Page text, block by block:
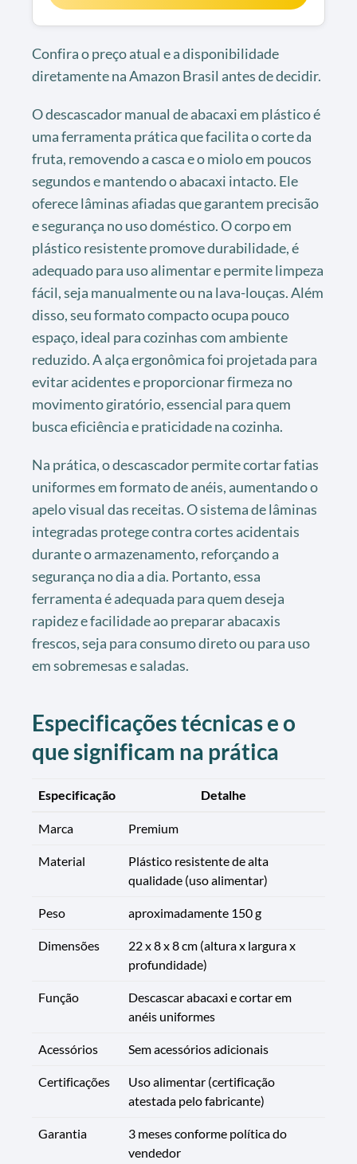
Confira o preço atual e a disponibilidade
diretamente na Amazon Brasil antes de decidir.
O descascador manual de abacaxi em plástico é
uma ferramenta prática que facilita o corte da
fruta, removendo a casca e o miolo em poucos
segundos e mantendo o abacaxi intacto. Ele
oferece lâminas afiadas que garantem precisão
e segurança no uso doméstico. O corpo em
plástico resistente promove durabilidade, é
adequado para uso alimentar e permite limpeza
fácil, seja manualmente ou na lava-louças. Além
disso, seu formato compacto ocupa pouco
espaço, ideal para cozinhas com ambiente
reduzido. A alça ergonômica foi projetada para
evitar acidentes e proporcionar firmeza no
movimento giratório, essencial para quem
busca eficiência e praticidade na cozinha.
Na prática, o descascador permite cortar fatias
uniformes em formato de anéis, aumentando o
apelo visual das receitas. O sistema de lâminas
integradas protege contra cortes acidentais
durante o armazenamento, reforçando a
segurança no dia a dia. Portanto, essa
ferramenta é adequada para quem deseja
rapidez e facilidade ao preparar abacaxis
frescos, seja para consumo direto ou para uso
em sobremesas e saladas.
Especificações técnicas e o
que significam na prática
Especificação Detalhe
Marca Premium
Material
Plástico resistente de alta
qualidade (uso alimentar)
Peso aproximadamente 150 g
Dimensões
22 x 8 x 8 cm (altura x largura x
profundidade)
Função
Descascar abacaxi e cortar em
anéis uniformes
Acessórios Sem acessórios adicionais
Certificações
Uso alimentar (certificação
atestada pelo fabricante)
Garantia
3 meses conforme política do
vendedor